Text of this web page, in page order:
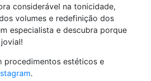
considerável na tonicidade,
volumes e redefinição dos
especialista e descubra porque
procedimentos estéticos e
.